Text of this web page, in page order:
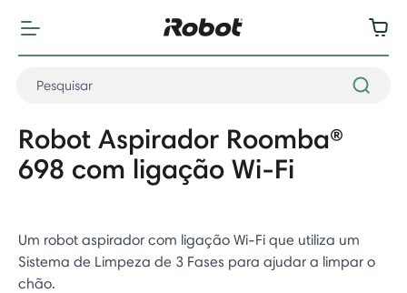
Robot Aspirador Roomba®
698 com ligação Wi-Fi
Um robot aspirador com ligação Wi-Fi que utiliza um
Sistema de Limpeza de 3 Fases para ajudar a limpar o
chão.